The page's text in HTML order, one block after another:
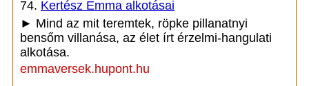
74. Kertész Emma alkotásai
► Mind az mit teremtek, röpke pillanatnyi
bensőm villanása, az élet írt érzelmi-hangulati
alkotása.
emmaversek.hupont.hu